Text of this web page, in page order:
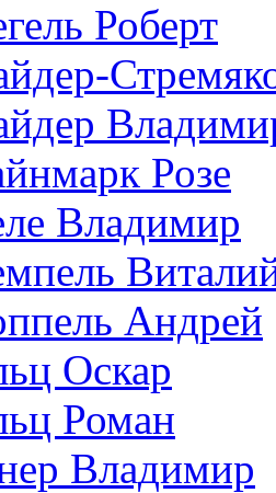
Роберт
Розe
Владимир
Андрей
Оскар
Роман
Владимир